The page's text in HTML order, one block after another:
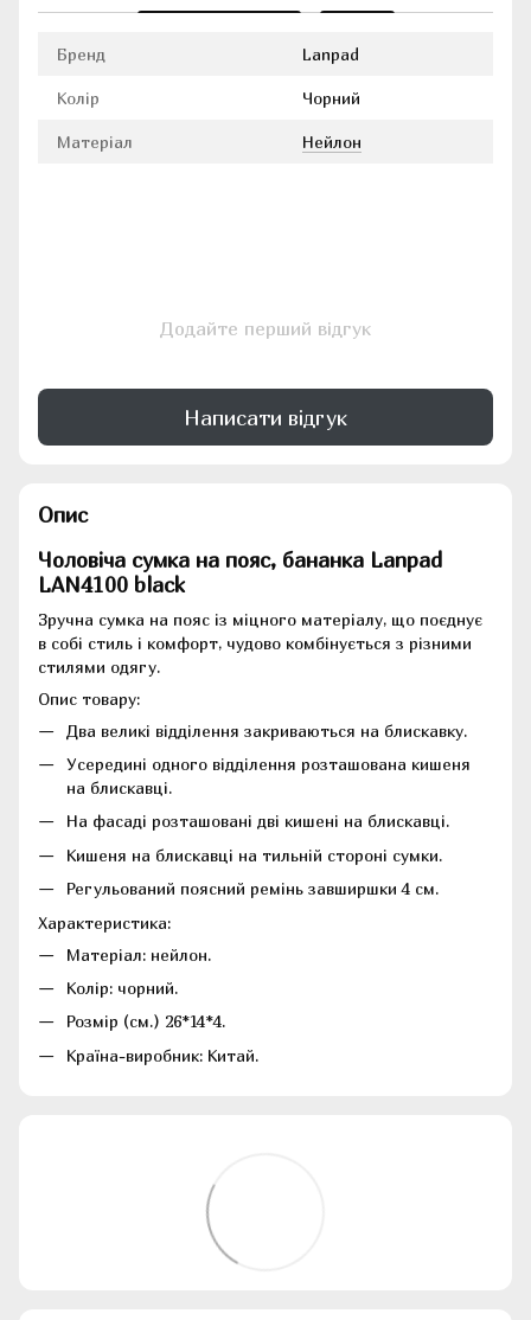
Бренд Lanpad
Колір Чорний
Матеріал Нейлон
Додайте перший відгук
Написати відгук
Опис
Чоловіча сумка на пояс, бананка Lanpad
LAN4100 black
Зручна сумка на пояс із міцного матеріалу, що поєднує
в собі стиль і комфорт, чудово комбінується з різними
стилями одягу.
Опис товару:
Два великі відділення закриваються на блискавку.
Усередині одного відділення розташована кишеня
на блискавці.
На фасаді розташовані дві кишені на блискавці.
Кишеня на блискавці на тильній стороні сумки.
Регульований поясний ремінь завширшки 4 см.
Характеристика:
Матеріал: нейлон.
Колір: чорний.
Розмір (см.) 26*14*4.
Країна-виробник: Китай.